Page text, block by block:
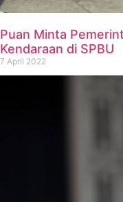
Puan Minta
Kendaraan di SPBU
7 April 2022